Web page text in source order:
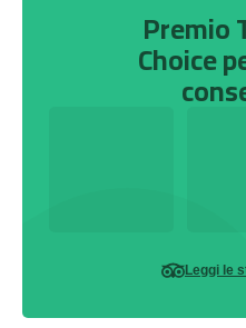
Premio
Choice
Leggi le